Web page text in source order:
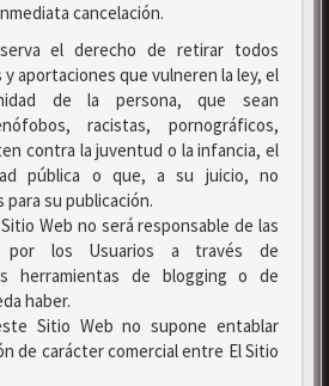
cancelación.
el derecho de retirar todos
aportaciones que vulneren la ley, el
de la persona, que sean
racistas, pornográficos,
contra la juventud o la infancia, el
pública o que, a su juicio, no
su publicación.
Web no será responsable de las
por los Usuarios a través de
herramientas de blogging o de
haber.
Sitio Web no supone entablar
de carácter comercial entre El Sitio